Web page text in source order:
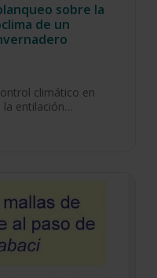
sobre la
de un
climático en
la entilación…